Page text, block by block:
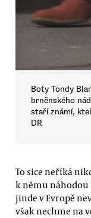
Boty Tondy
brněnského
staří známí,
DR
To sice neříká
k němu náhodou
jinde v Evropě
však nechme na